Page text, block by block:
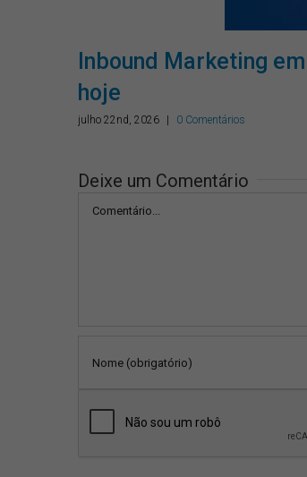
Inbound Marketing
hoje
julho 22nd, 2026 | 0 Comentários
Deixe um Comentário
Comentário